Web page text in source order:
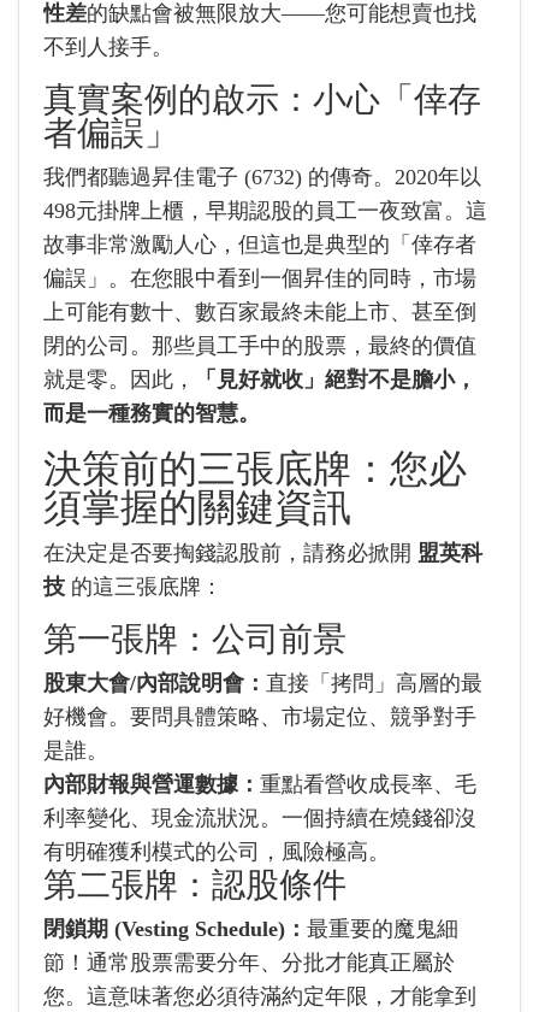
性差的缺點會被無限放大——您可能想賣也找
不到人接手。
真實案例的啟示：小心「倖存
者偏誤」
我們都聽過昇佳電子 (6732) 的傳奇。2020年以
498元掛牌上櫃，早期認股的員工一夜致富。這
故事非常激勵人心，但這也是典型的「倖存者
偏誤」。在您眼中看到一個昇佳的同時，市場
上可能有數十、數百家最終未能上市、甚至倒
閉的公司。那些員工手中的股票，最終的價值
就是零。因此，
「見好就收」絕對不是膽小，
而是一種務實的智慧。
決策前的三張底牌：您必
須掌握的關鍵資訊
在決定是否要掏錢認股前，請務必掀開 盟英科
技 的這三張底牌：
第一張牌：公司前景
股東大會/內部說明會： 直接「拷問」高層的最
好機會。要問具體策略、市場定位、競爭對手
是誰。
內部財報與營運數據： 重點看營收成長率、毛
利率變化、現金流狀況。一個持續在燒錢卻沒
有明確獲利模式的公司，風險極高。
第二張牌：認股條件
閉鎖期 (Vesting Schedule)： 最重要的魔鬼細
節！通常股票需要分年、分批才能真正屬於
您。這意味著您必須待滿約定年限，才能拿到